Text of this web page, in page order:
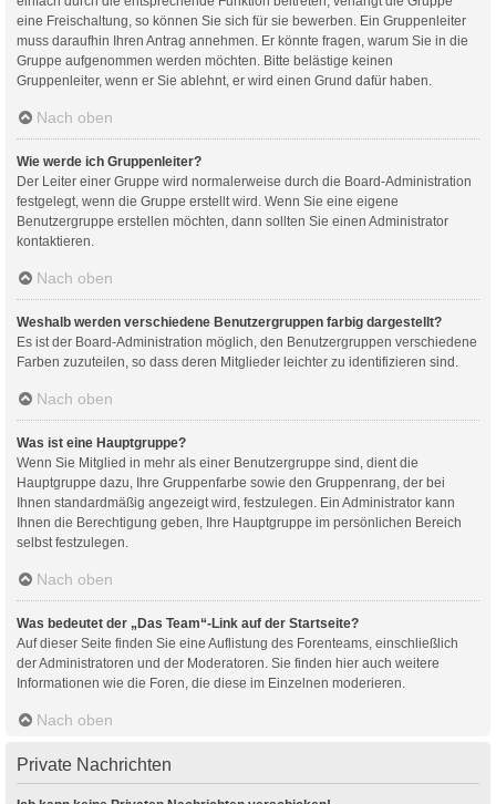
eine Freischaltung, so können Sie sich für sie bewerben. Ein Gruppenleiter
muss daraufhin Ihren Antrag annehmen. Er könnte fragen, warum Sie in die
Gruppe aufgenommen werden möchten. Bitte belästige keinen
Gruppenleiter, wenn er Sie ablehnt, er wird einen Grund dafür haben.
Nach oben
Wie werde ich Gruppenleiter?
Der Leiter einer Gruppe wird normalerweise durch die Board-Administration
festgelegt, wenn die Gruppe erstellt wird. Wenn Sie eine eigene
Benutzergruppe erstellen möchten, dann sollten Sie einen Administrator
kontaktieren.
Nach oben
Weshalb werden verschiedene Benutzergruppen farbig dargestellt?
Es ist der Board-Administration möglich, den Benutzergruppen verschiedene
Farben zuzuteilen, so dass deren Mitglieder leichter zu identifizieren sind.
Nach oben
Was ist eine Hauptgruppe?
Wenn Sie Mitglied in mehr als einer Benutzergruppe sind, dient die
Hauptgruppe dazu, Ihre Gruppenfarbe sowie den Gruppenrang, der bei
Ihnen standardmäßig angezeigt wird, festzulegen. Ein Administrator kann
Ihnen die Berechtigung geben, Ihre Hauptgruppe im persönlichen Bereich
selbst festzulegen.
Nach oben
Was bedeutet der „Das Team“-Link auf der Startseite?
Auf dieser Seite finden Sie eine Auflistung des Forenteams, einschließlich
der Administratoren und der Moderatoren. Sie finden hier auch weitere
Informationen wie die Foren, die diese im Einzelnen moderieren.
Nach oben
Private Nachrichten